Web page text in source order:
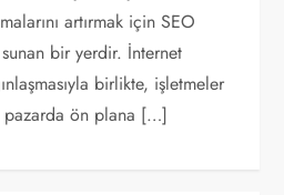
artırmak için SEO
bir yerdir. İnternet
birlikte, işletmeler
ön plana […]